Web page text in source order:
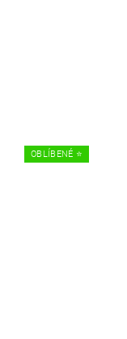
OBLÍBENÉ ⭐️